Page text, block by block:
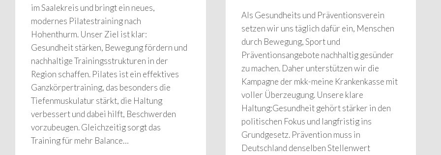
im Saalekreis und bringt ein neues,
modernes Pilatestraining nach
Hohenthurm. Unser Ziel ist klar:
Gesundheit stärken, Bewegung fördern und
nachhaltige Trainingsstrukturen in der
Region schaffen. Pilates ist ein effektives
Ganzkörpertraining, das besonders die
Tiefenmuskulatur stärkt, die Haltung
verbessert und dabei hilft, Beschwerden
vorzubeugen. Gleichzeitig sorgt das
Training für mehr Balance…
Als Gesundheits und Präventionsverein
setzen wir uns täglich dafür ein, Menschen
durch Bewegung, Sport und
Präventionsangebote nachhaltig gesünder
zu machen. Daher unterstützen wir die
Kampagne der mkk-meine Krankenkasse mit
voller Überzeugung. Unsere klare
Haltung:Gesundheit gehört stärker in den
politischen Fokus und langfristig ins
Grundgesetz. Prävention muss in
Deutschland denselben Stellenwert